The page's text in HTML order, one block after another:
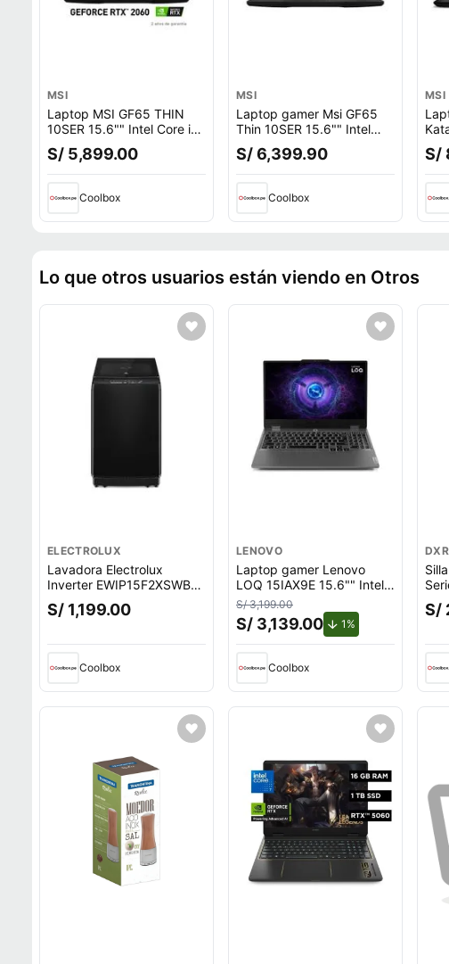
MSI
Laptop MSI GF65 THIN
10SER 15.6"" Intel Core i7
10750H, 512GB SSD, 16GB
RAM, GeForce RTX 2060,
FreeDOS - sin sistema
S/ 5,899.00
Coolbox
MSI
Laptop gamer Msi GF65
Thin 10SER 15.6"" Intel
Core i7, 512GB SSD, 16GB
RAM, GeForce RTX 2060,
FreeDOS - sin sistema
S/ 6,399.90
Coolbox
MSI
S/
Lo que otros usuarios están viendo en Otros
ELECTROLUX
Lavadora Electrolux
Inverter EWIP15F2XSWB
carga superior, capacidad
15 kg, negro
S/ 1,199.00
Coolbox
LENOVO
Laptop gamer Lenovo
LOQ 15IAX9E 15.6"" Intel
Core i5, 512GB SSD, 8GB
RAM, Windows 11 Home,
gris
S/ 3,199.00
S/ 3,139.00 1%
Coolbox
kg,
S/